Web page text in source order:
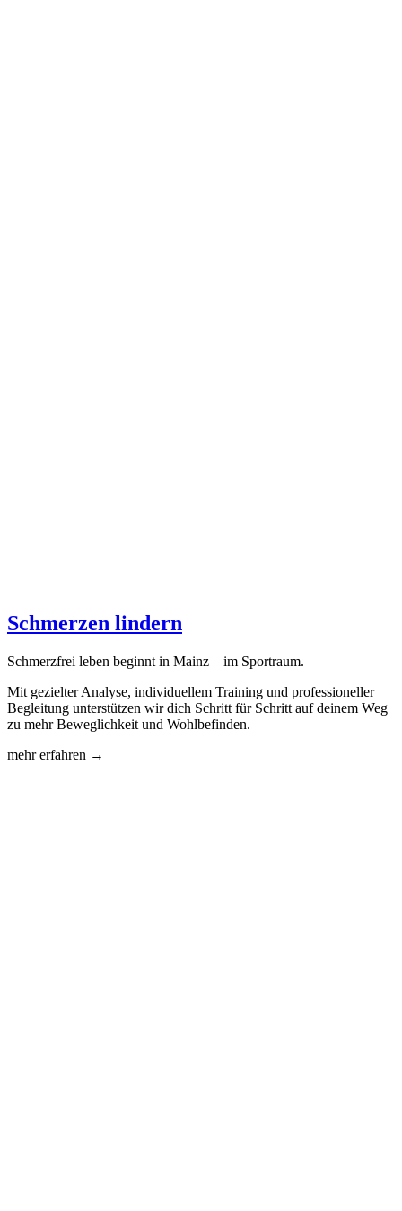
Schmerzen lindern
Schmerzfrei leben beginnt in Mainz – im Sportraum.
Mit gezielter Analyse, individuellem Training und professioneller
Begleitung unterstützen wir dich Schritt für Schritt auf deinem Weg
zu mehr Beweglichkeit und Wohlbefinden.
mehr erfahren →